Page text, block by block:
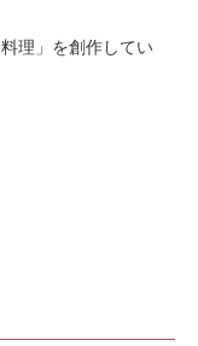
理」を創作してい